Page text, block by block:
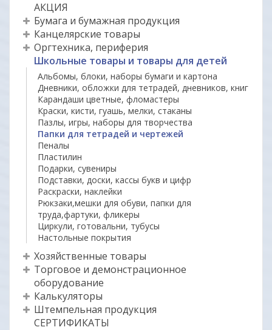
АКЦИЯ
Бумага и бумажная продукция
Канцелярские товары
Оргтехника, периферия
Школьные товары и товары для детей
Альбомы, блоки, наборы бумаги и картона
Дневники, обложки для тетрадей, дневников, книг
Карандаши цветные, фломастеры
Краски, кисти, гуашь, мелки, стаканы
Пазлы, игры, наборы для творчества
Папки для тетрадей и чертежей
Пеналы
Пластилин
Подарки, сувениры
Подставки, доски, кассы букв и цифр
Раскраски, наклейки
Рюкзаки,мешки для обуви, папки для
труда,фартуки, фликеры
Циркули, готовальни, тубусы
Настольные покрытия
Хозяйственные товары
Торговое и демонстрационное
оборудование
Калькуляторы
Штемпельная продукция
СЕРТИФИКАТЫ